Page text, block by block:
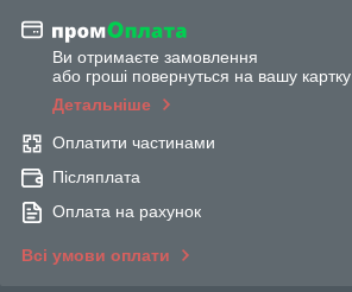
Ви отримаєте замовлення
або гроші повернуться на вашу картку
Детальніше
Оплатити частинами
Післяплата
Оплата на рахунок
Всі умови оплати